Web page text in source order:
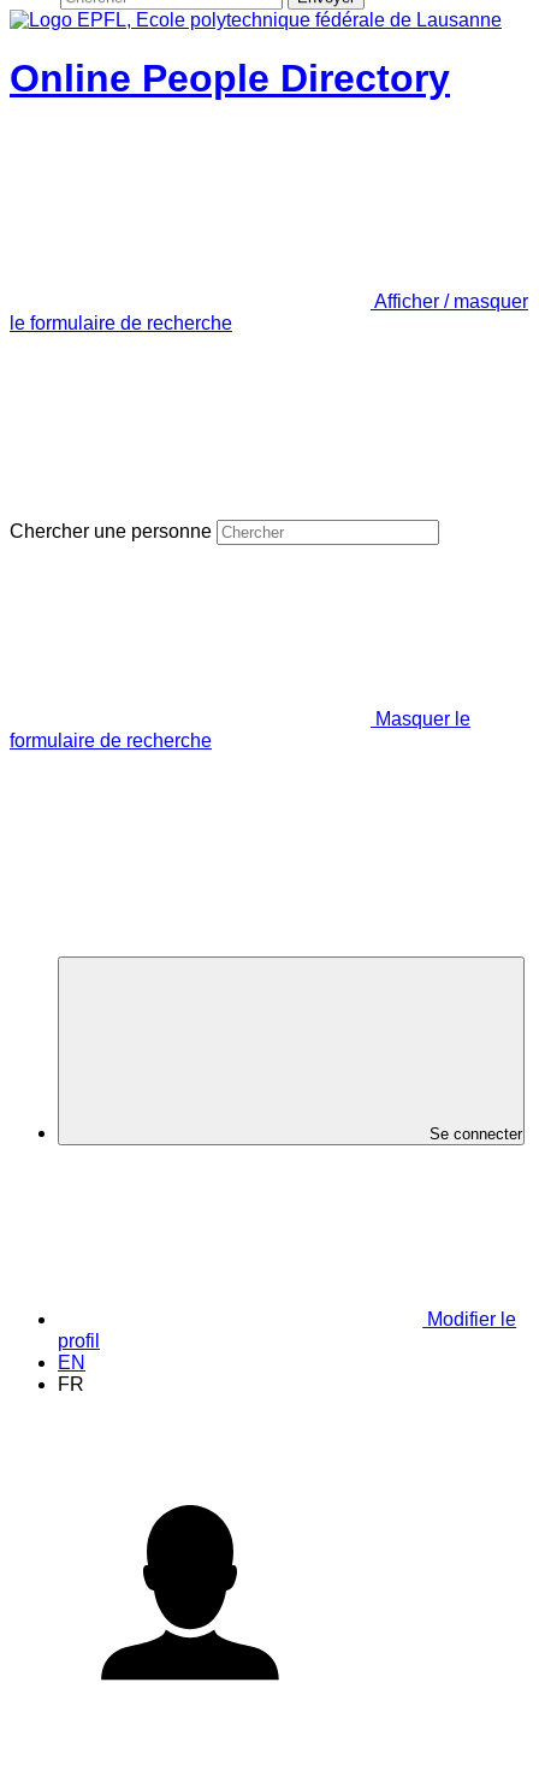
Online People Directory
Afficher / masquer
le formulaire de recherche
Chercher une personne
Masquer le
formulaire de recherche
Se connecter
Modifier le
profil
EN
FR